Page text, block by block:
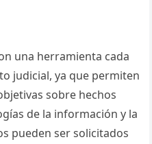
una herramienta cada
judicial, ya que permiten
sobre hechos
de la información y la
pueden ser solicitados